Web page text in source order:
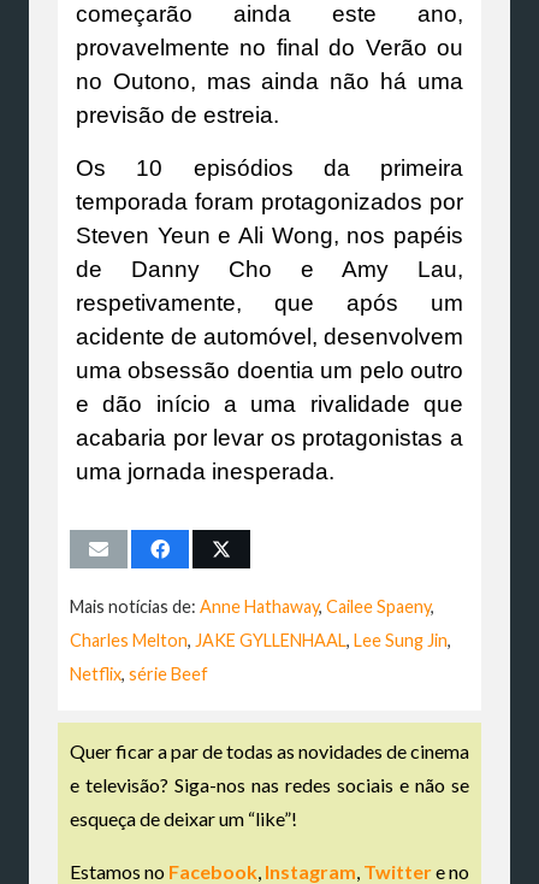
começarão ainda este ano,
provavelmente no final do Verão ou
no Outono, mas ainda não há uma
previsão de estreia.
Os 10 episódios da primeira
temporada foram protagonizados por
Steven Yeun e Ali Wong, nos papéis
de Danny Cho e Amy Lau,
respetivamente, que após um
acidente de automóvel, desenvolvem
uma obsessão doentia um pelo outro
e dão início a uma rivalidade que
acabaria por levar os protagonistas a
uma jornada inesperada.
Mais notícias de: Anne Hathaway, Cailee Spaeny,
Charles Melton, JAKE GYLLENHAAL, Lee Sung Jin,
Netflix, série Beef
Quer ficar a par de todas as novidades de cinema
e televisão? Siga-nos nas redes sociais e não se
esqueça de deixar um “like”!
Estamos no Facebook Instagram Twittere no